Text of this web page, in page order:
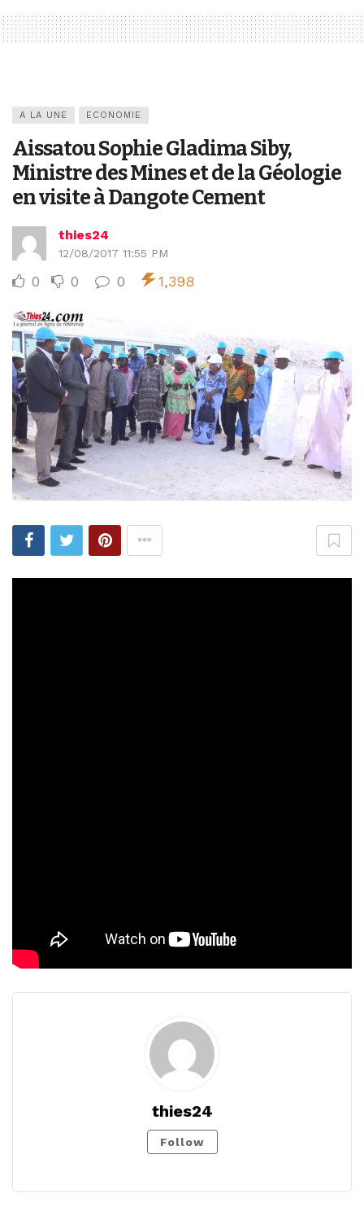
A LA UNE ECONOMIE
Aissatou Sophie Gladima Siby,
Ministre des Mines et de la Géologie
en visite à Dangote Cement
thies24
12/08/2017 11:55 PM
0 0 0 1,398
thies24
Follow